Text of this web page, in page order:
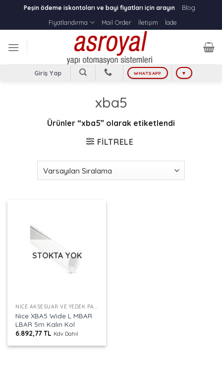
content
Peşin ödeme iskontoları ve bayi fiyatları için arayın
Blog
Fiyatlandırma
Mail Order İletişim İade
Giriş Yap WHATSAPP ♥
xba5
Ürünler “xba5” olarak etiketlendi
FILTRELE
STOKTA YOK
NICE AKSESUAR VE YEDEK PARÇALAR
Nice XBA5 Wide L MBAR
LBAR 5m Kalın Kol
6.892,77TL Kdv Dahil